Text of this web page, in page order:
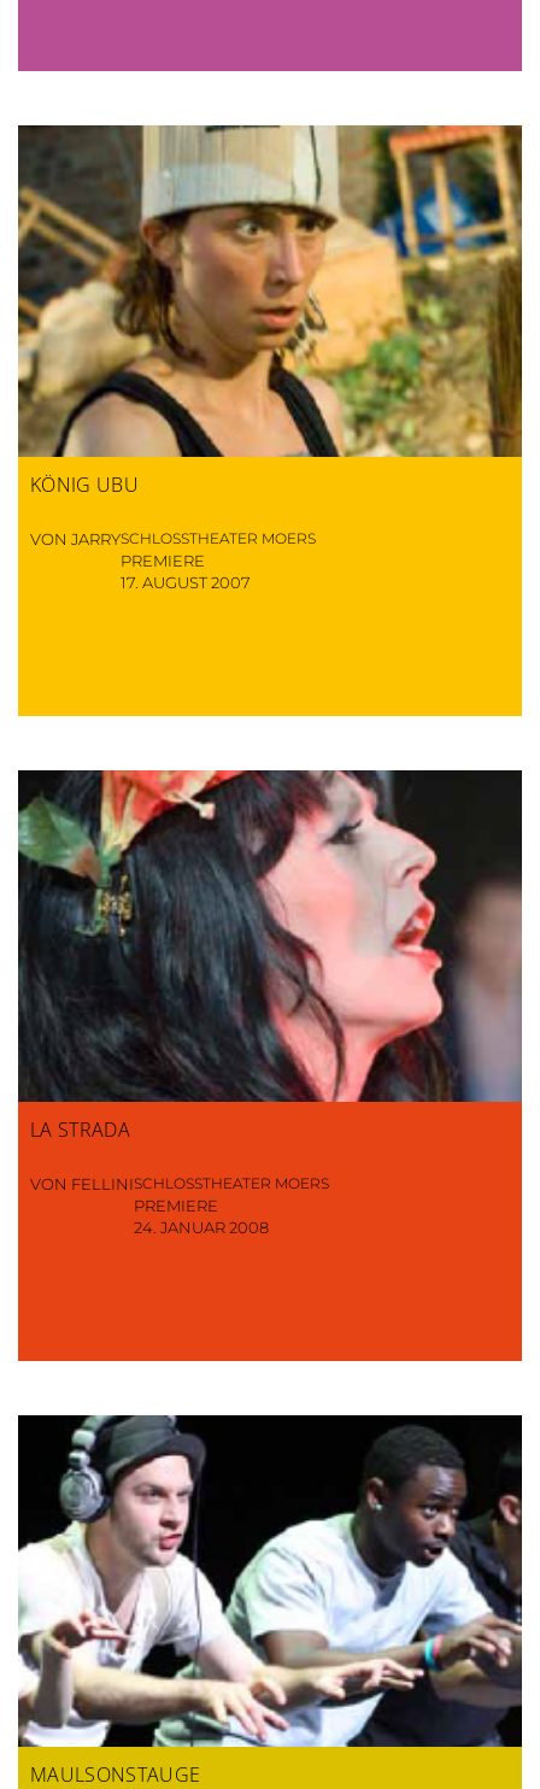
KÖNIG UBU
VON JARRYSCHLOSSTHEATER MOERS
PREMIERE
17. AUGUST 2007
LA STRADA
VON FELLINISCHLOSSTHEATER MOERS
PREMIERE
24. JANUAR 2008
MAULSONSTAUGE